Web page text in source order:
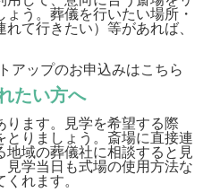
う。葬儀を行いたい場所・
て行きたい）等があれば、
アップのお申込みはこちら
たい方へ
ます。見学を希望する際
りましょう。斎場に直接連
域の葬儀社に相談すると見
学当日も式場の使用方法な
くれます。